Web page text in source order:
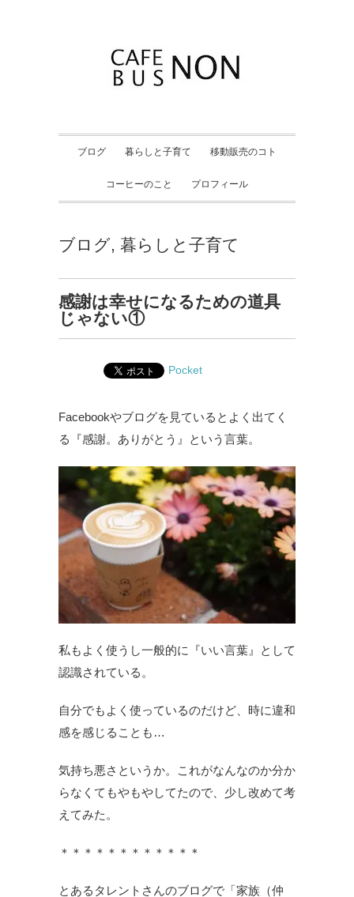
ブログ 暮らしと子育て 移動販売のコト
コーヒーのこと プロフィール
ブログ, 暮らしと子育て
感謝は幸せになるための道具
じゃない①
Pocket
Facebookやブログを見ているとよく出てく
る『感謝。ありがとう』という言葉。
私もよく使うし一般的に『いい言葉』として
認識されている。
自分でもよく使っているのだけど、時に違和
感を感じることも…
気持ち悪さというか。これがなんなのか分か
らなくてもやもやしてたので、少し改めて考
えてみた。
＊＊＊＊＊＊＊＊＊＊＊＊
とあるタレントさんのブログで「家族（仲